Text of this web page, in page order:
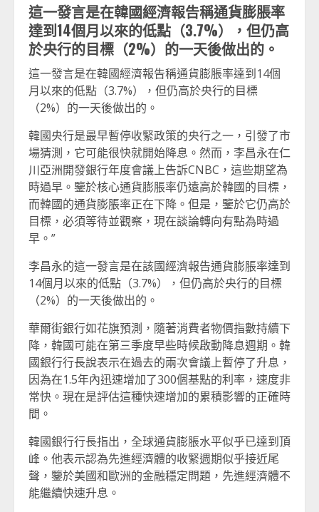
這一發言是在韓國經濟報告稱通貨膨脹率
達到14個月以來的低點（3.7%），但仍高
於央行的目標（2%）的一天後做出的。
這一發言是在韓國經濟報告稱通貨膨脹率達到14個
月以來的低點（3.7%），但仍高於央行的目標
（2%）的一天後做出的。
韓國央行是最早暫停收緊政策的央行之一，引發了市
場猜測，它可能很快就開始降息。然而，李昌永在仁
川亞洲開發銀行年度會議上告訴CNBC，這些期望為
時過早。鑒於核心通貨膨脹率仍遠高於韓國的目標，
而韓國的通貨膨脹率正在下降。但是，鑒於它仍高於
目標，必須等待並觀察，現在談論轉向有點為時過
早。”
李昌永的這一發言是在該國經濟報告通貨膨脹率達到
14個月以來的低點（3.7%），但仍高於央行的目標
（2%）的一天後做出的。
華爾街銀行如花旗預測，隨著消費者物價指數持續下
降，韓國可能在第三季度早些時候啟動降息週期。韓
國銀行行長說表示在過去的兩次會議上暫停了升息，
因為在1.5年內迅速增加了300個基點的利率，速度非
常快。現在是評估這種快速增加的累積影響的正確時
間。
韓國銀行行長指出，全球通貨膨脹水平似乎已達到頂
峰。他表示認為先進經濟體的收緊週期似乎接近尾
聲，鑒於美國和歐洲的金融穩定問題，先進經濟體不
能繼續快速升息。